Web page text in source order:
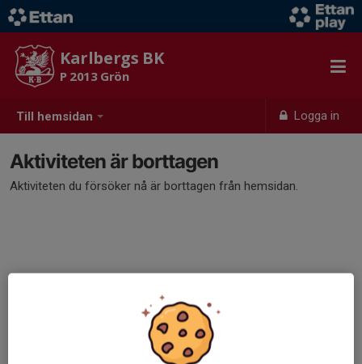
Till hemsidan Logga in
Karlbergs BK
P 2013 Grön
Aktiviteten är borttagen
Aktiviteten du försöker nå är borttagen från hemsidan.